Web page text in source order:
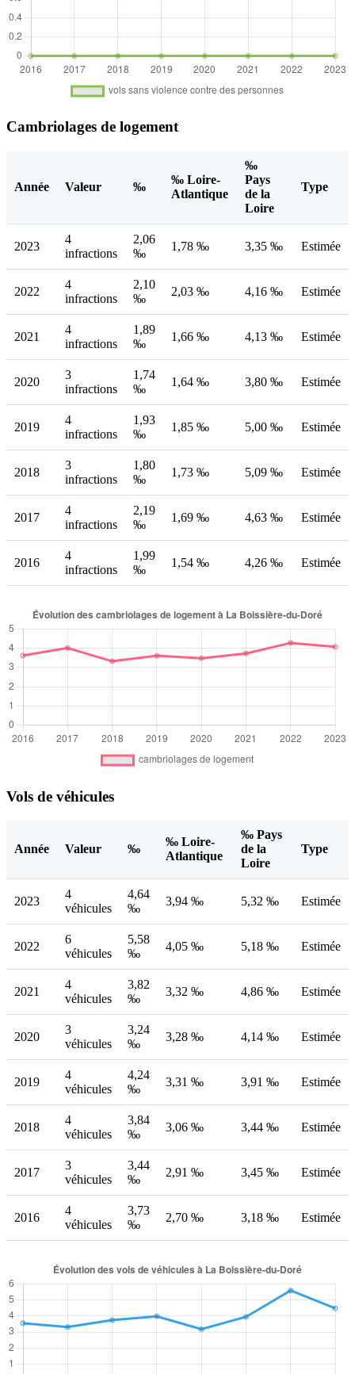
Cambriolages de logement
Année Valeur ‰
‰ Loire-
Atlantique
‰
Pays
de la
Loire
Type
2023
4
infractions
2,06
‰
1,78 ‰ 3,35 ‰ Estimée
2022
4
infractions
2,10
‰
2,03 ‰ 4,16 ‰ Estimée
2021
4
infractions
1,89
‰
1,66 ‰ 4,13 ‰ Estimée
2020
3
infractions
1,74
‰
1,64 ‰ 3,80 ‰ Estimée
2019
4
infractions
1,93
‰
1,85 ‰ 5,00 ‰ Estimée
2018
3
infractions
1,80
‰
1,73 ‰ 5,09 ‰ Estimée
2017
4
infractions
2,19
‰
1,69 ‰ 4,63 ‰ Estimée
2016
4
infractions
1,99
‰
1,54 ‰ 4,26 ‰ Estimée
Vols de véhicules
Année Valeur ‰
‰ Loire-
Atlantique
‰ Pays
de la
Loire
Type
2023
4
véhicules
4,64
‰
3,94 ‰ 5,32 ‰ Estimée
2022
6
véhicules
5,58
‰
4,05 ‰ 5,18 ‰ Estimée
2021
4
véhicules
3,82
‰
3,32 ‰ 4,86 ‰ Estimée
2020
3
véhicules
3,24
‰
3,28 ‰ 4,14 ‰ Estimée
2019
4
véhicules
4,24
‰
3,31 ‰ 3,91 ‰ Estimée
2018
4
véhicules
3,84
‰
3,06 ‰ 3,44 ‰ Estimée
2017
3
véhicules
3,44
‰
2,91 ‰ 3,45 ‰ Estimée
2016
4
véhicules
3,73
‰
2,70 ‰ 3,18 ‰ Estimée